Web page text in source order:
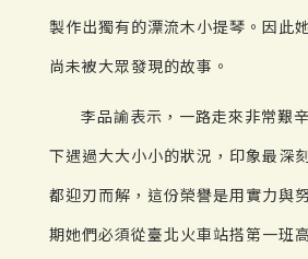
製作出獨有的漂流木小提琴。因此
尚未被大眾發現的故事。
李品諭表示，一路走來非常艱
下遇過大大小小的狀況，印象最深
都迎刃而解，這份榮譽是用實力與
期她們必須從臺北火車站搭第一班